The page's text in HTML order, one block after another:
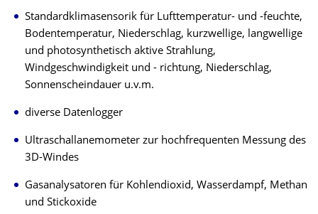
Standardklimasensorik für Lufttemperatur- und -feuchte,
Bodentemperatur, Niederschlag, kurzwellige, langwellige
und photosynthetisch aktive Strahlung,
Windgeschwindigkeit und - richtung, Niederschlag,
Sonnenscheindauer u.v.m.
diverse Datenlogger
Ultraschallanemometer zur hochfrequenten Messung des
3D-Windes
Gasanalysatoren für Kohlendioxid, Wasserdampf, Methan
und Stickoxide